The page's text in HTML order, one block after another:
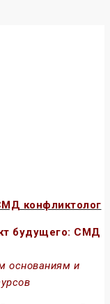
конфликтолог
будущего: СМД
основаниям и